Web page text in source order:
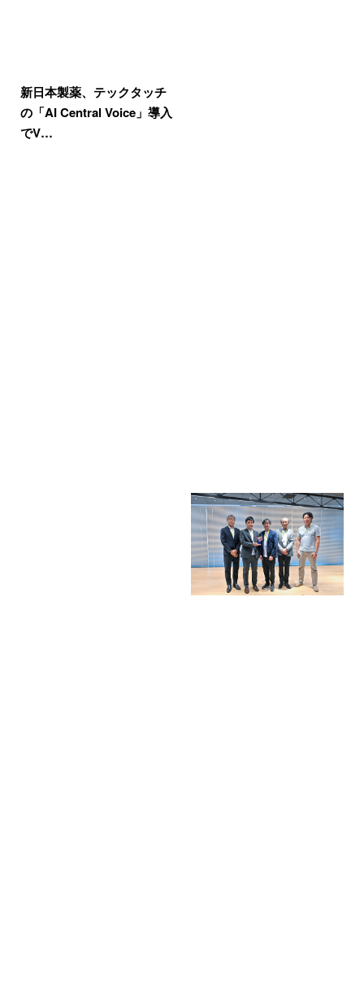
新日本製薬、テックタッチ
の「AI Central Voice」導入
でV…